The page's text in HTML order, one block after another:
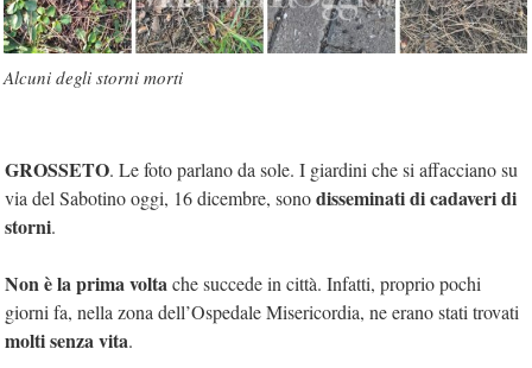
Alcuni degli storni morti
GROSSETO. Le foto parlano da sole. I giardini che si affacciano su
via del Sabotino oggi, 16 dicembre, sonodisseminati di cadaveri di
storni.
Non è la prima voltache succede in città. Infatti, proprio pochi
giorni fa, nella zona dell’Ospedale Misericordia, ne erano stati trovati
molti senza vita.